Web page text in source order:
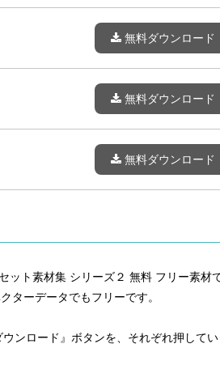
無料ダウンロード
無料ダウンロード
無料ダウンロード
ット素材集 シリーズ２ 無料 フリー素材
ターデータでもフリーです。
ンロード』ボタンを、それぞれ押してい